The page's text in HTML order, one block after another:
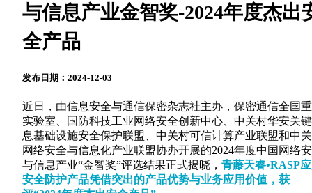
与信息产业金智奖-2024年度杰出
全产品
发布日期：2024-12-03
近日，由信息安全与通信保密杂志社主办，保密通信全国
实验室、国防科技工业网络安全创新中心、中关村华安关
息基础设施安全保护联盟、中关村可信计算产业联盟和中
网络安全与信息化产业联盟协办开展的2024年度中国网络
与信息产业“金智奖”评选结果正式揭晓， 青藤天睿•RASP
安全防护产品凭借突出的产品优势与业务应用价值，获